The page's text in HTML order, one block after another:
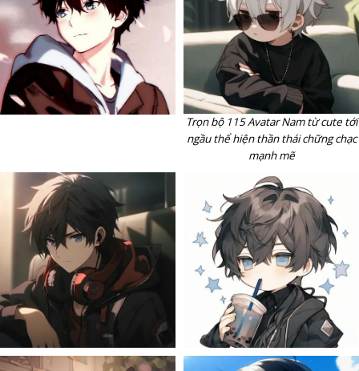
Trọn bộ 115 Avatar Nam từ cute tới
ngầu thể hiện thần thái chững chạc
mạnh mẽ